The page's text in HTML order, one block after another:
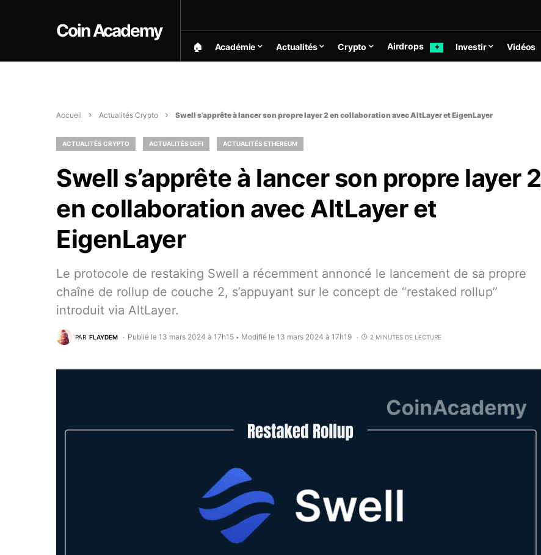
Coin Academy
🏠︎ Académie Actualités Crypto Airdrops ✦ Investir Vidéos
Accueil Actualités Crypto Swell s’apprête à lancer son propre layer 2 en collaboration avec AltLayer et EigenLayer
ACTUALITÉS CRYPTO ACTUALITÉS DEFI ACTUALITÉS ETHEREUM
Swell s’apprête à lancer son propre layer 2
en collaboration avec AltLayer et
EigenLayer
Le protocole de restaking Swell a récemment annoncé le lancement de sa propre
chaîne de rollup de couche 2, s’appuyant sur le concept de “restaked rollup”
introduit via AltLayer.
PAR FLAYDEM Publié le 13 mars 2024 à 17h15 • Modifié le 13 mars 2024 à 17h19 2 MINUTES DE LECTURE